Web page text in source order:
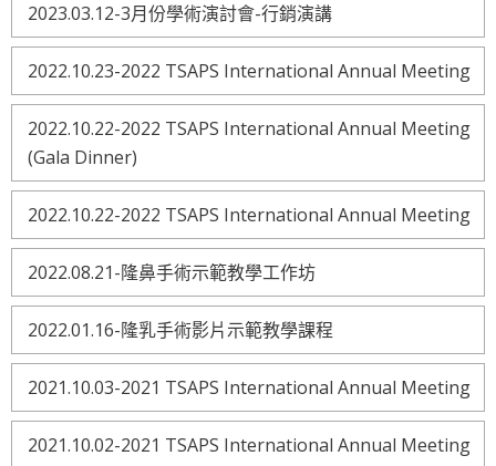
2023.03.12-3月份學術演討會-行銷演講
2022.10.23-2022 TSAPS International Annual Meeting
2022.10.22-2022 TSAPS International Annual Meeting
(Gala Dinner)
2022.10.22-2022 TSAPS International Annual Meeting
2022.08.21-隆鼻手術示範教學工作坊
2022.01.16-隆乳手術影片示範教學課程
2021.10.03-2021 TSAPS International Annual Meeting
2021.10.02-2021 TSAPS International Annual Meeting